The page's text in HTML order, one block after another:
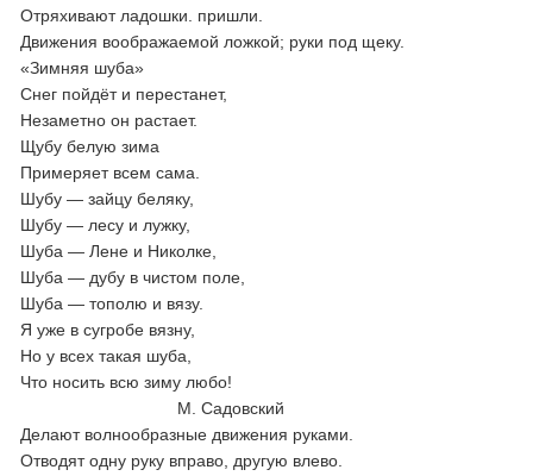
Отряхивают ладошки. пришли.
Движения воображаемой ложкой; руки под щеку.
«Зимняя шуба»
Снег пойдёт и перестанет,
Незаметно он растает.
Щубу белую зима
Примеряет всем сама.
Шубу — зайцу беляку,
Шубу — лесу и лужку,
Шуба — Лене и Николке,
Шуба — дубу в чистом поле,
Шуба — тополю и вязу.
Я уже в сугробе вязну,
Но у всех такая шуба,
Что носить всю зиму любо!
М. Садовский
Делают волнообразные движения руками.
Отводят одну руку вправо, другую влево.